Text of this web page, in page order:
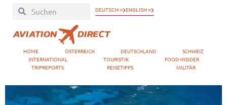
DEUTSCH » ENGLISH »
HOME ÖSTERREICH DEUTSCHLAND
SCHWEIZ
INTERNATIONAL
TOURISTIK
FOOD-INSIDER
TRIPREPORTS
REISETIPPS MILITÄR